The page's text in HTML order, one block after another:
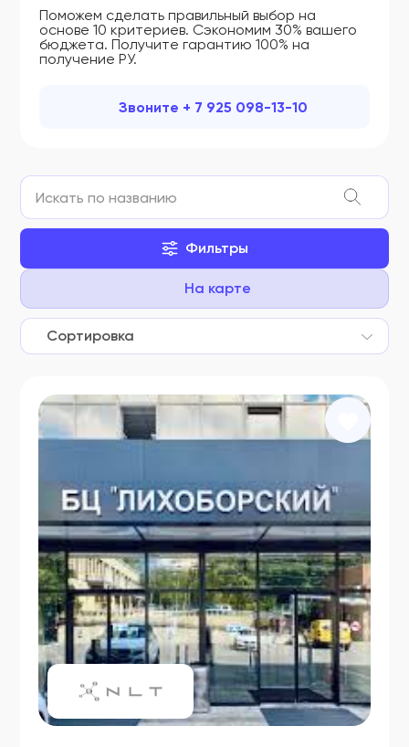
Поможем сделать правильный выбор на
основе 10 критериев. Сэкономим 30% вашего
бюджета. Получите гарантию 100% на
получение РУ.
Звоните + 7 925 098-13-10
ФСР 2008/02931
ФСР 2008/02932
ФСР 2008/02934
ФСР 2008/03013
ФСР 2008/03015
ФСР 2008/03017
ФСР 2008/03019
ФСР 2008/03020
ФСР 2008/03035
ФСР 2008/03210
ФСР 2008/03303
ФСР 2008/03330
ФСР 2008/03536
ФСР 2008/03769
Фильтры
На карте
Сортировка